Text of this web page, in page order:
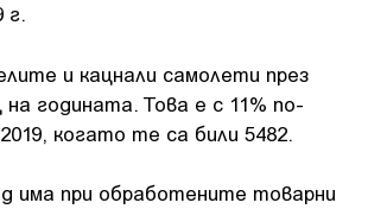
г.
и кацнали самолети през
годината. Това е с 11% по-
когато те са били 5482.
има при обработените товарни